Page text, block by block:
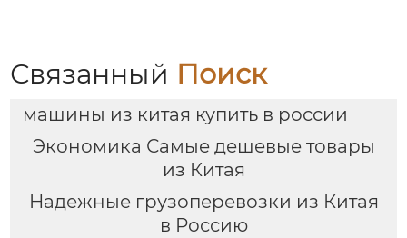
Казахстан,
множество
способов доставки
для удовлетворения
потребностей
Связанный Поиск
машины из китая купить в россии
Экономика Самые дешевые товары
из Китая
Надежные грузоперевозки из Китая
в Россию